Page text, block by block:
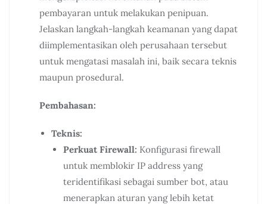
pembayaran untuk melakukan penipuan.
Jelaskan langkah-langkah keamanan yang dapat
diimplementasikan oleh perusahaan tersebut
untuk mengatasi masalah ini, baik secara teknis
maupun prosedural.
Pembahasan:
Teknis:
Perkuat Firewall: Konfigurasi firewall
untuk memblokir IP address yang
teridentifikasi sebagai sumber bot, atau
menerapkan aturan yang lebih ketat